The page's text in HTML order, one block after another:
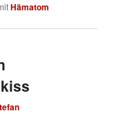
Hämatom